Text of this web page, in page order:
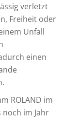
verletzt
Freiheit oder
Unfall
einen
ROLAND im
im Jahr